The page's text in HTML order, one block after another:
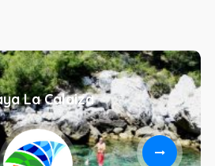
La Calaiza